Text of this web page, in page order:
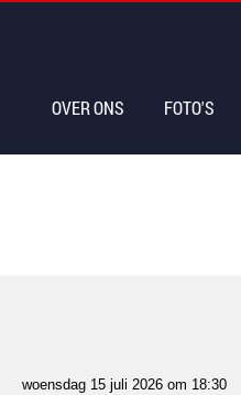
OVER ONS FOTO'S
woensdag 15 juli 2026 om 18:30